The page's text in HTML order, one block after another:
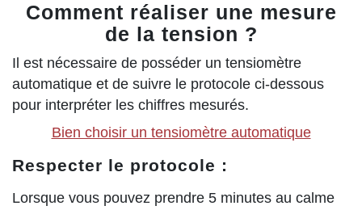
Comment réaliser une mesure
de la tension ?
Il est nécessaire de posséder un tensiomètre
automatique et de suivre le protocole ci-dessous
pour interpréter les chiffres mesurés.
Bien choisir un tensiomètre automatique
Respecter le protocole :
Lorsque vous pouvez prendre 5 minutes au calme